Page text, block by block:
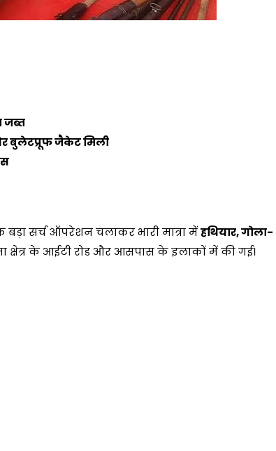
जब्त
बुलेटप्रूफ जैकेट मिली
सर्च ऑपरेशन चलाकर भारी मात्रा मेंहथियार, गोला-
क्षेत्र के आईटी रोड और आसपास के इलाकों में की गई।